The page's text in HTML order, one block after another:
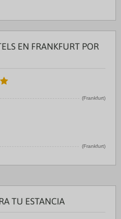
EN FRANKFURT POR
(Frankfurt)
(Frankfurt)
TU ESTANCIA